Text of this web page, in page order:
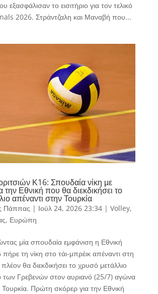
εξασφάλισαν το εισιτήριο για τον τελικό
2026. Στράντζαλη και Μαναβή που...
Κ16: Σπουδαία νίκη με
την Εθνική που θα διεκδικήσει το
απέναντι στην Τουρκία
Πάππας | Ιούλ 24, 2026 23:34| Volley,
, Ευρώπη
μία σπουδαία εμφάνιση η Εθνική
τη νίκη στο τάι-μπρέικ απέναντι στη
θα διεκδικήσει το χρυσό μετάλλιο
των Γρεβενών στον αυριανό (25/7) αγώνα
Τουρκία. Πρώτη σκόρερ για την Εθνική